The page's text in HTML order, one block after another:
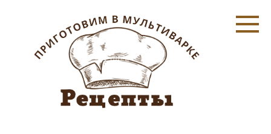
контенту